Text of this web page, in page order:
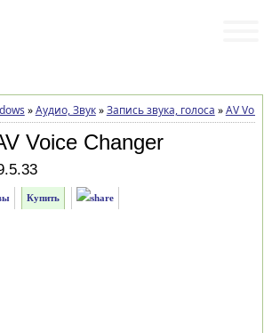
»Аудио, Звук»Запись звука, голоса »AV
Voice Changer
Купить